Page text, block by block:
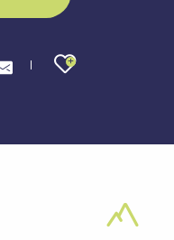
Ajouter